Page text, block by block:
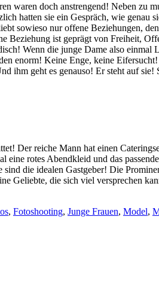
waren doch anstrengend! Neben zu
hatten sie ein Gespräch, wie genau
sowieso nur offene Beziehungen,
ist geprägt von Freiheit,
Wenn die junge Dame also einmal
enorm! Keine Enge, keine
ihm geht es genauso! Er steht auf sie!
Der reiche Mann hat einen
rotes Abendkleid und das
die idealen Gastgeber! Die
Geliebte, die sich viel versprechen
, Fotoshooting, Junge Frauen, Model,